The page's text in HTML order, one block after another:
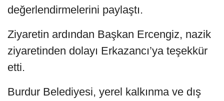
değerlendirmelerini paylaştı.
Ziyaretin ardından Başkan Ercengiz, nazik
ziyaretinden dolayı Erkazancı’ya teşekkür
etti.
Burdur Belediyesi, yerel kalkınma ve dış